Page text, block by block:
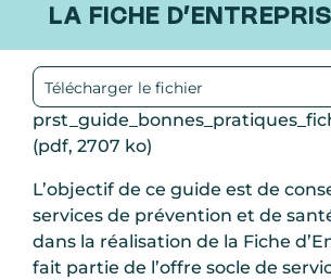
LA FICHE
Télécharger le fichier
(pdf, 2707 ko)
L’objectif de ce guide est de
services de prévention et de
dans la réalisation de la Fiche
fait partie de l’offre socle de